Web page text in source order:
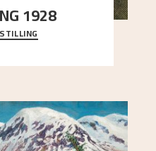
1928
tok vennene Moritz
initiativ til å